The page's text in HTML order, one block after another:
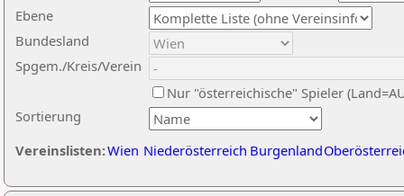
Ebene
Sortierung
Bundesland
Spgem./Kreis/Verein
Nur "österreichische" Spieler
Vereinslisten:Wien Niederösterreich Burgenland